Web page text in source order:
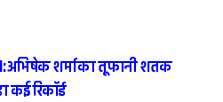
अभिषेक शर्मा का तूफानी शतक
कई रिकॉर्ड